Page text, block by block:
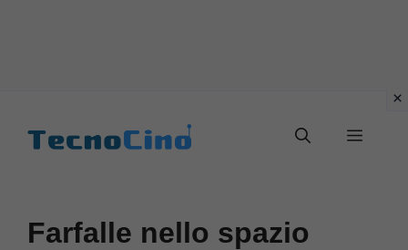
Menu
Farfalle nello spazio